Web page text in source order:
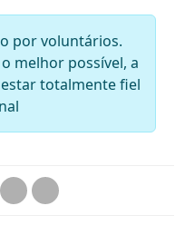
por voluntários.
melhor possível, a
totalmente fiel